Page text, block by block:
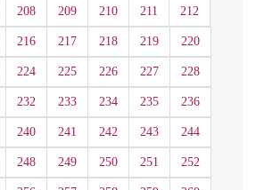
208 209 210 211 212
216 217 218 219 220
224 225 226 227 228
232 233 234 235 236
240 241 242 243 244
248 249 250 251 252